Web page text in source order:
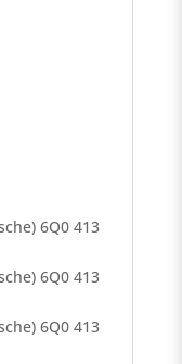
6Q0 413
6Q0 413
6Q0 413